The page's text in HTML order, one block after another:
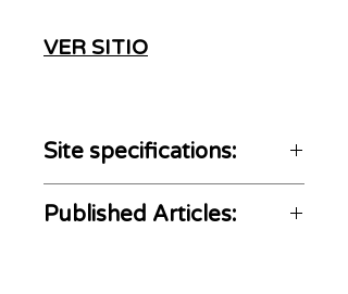
VER SITIO
Site specifications:
Home and Social media
not included
Published Articles: